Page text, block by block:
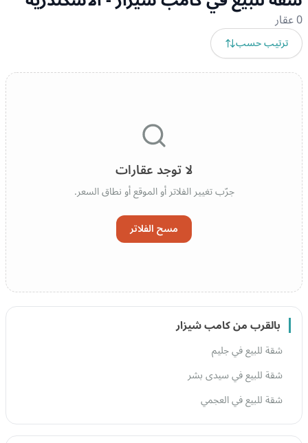
0عقار
ترتيب حسب
لا توجد عقارات
جرّب تغيير الفلاتر أو الموقع أو نطاق السعر.
مسح الفلاتر
بالقرب من كامب شيزار
شقة للبيع في جليم
شقة للبيع في سيدى بشر
شقة للبيع في العجمي